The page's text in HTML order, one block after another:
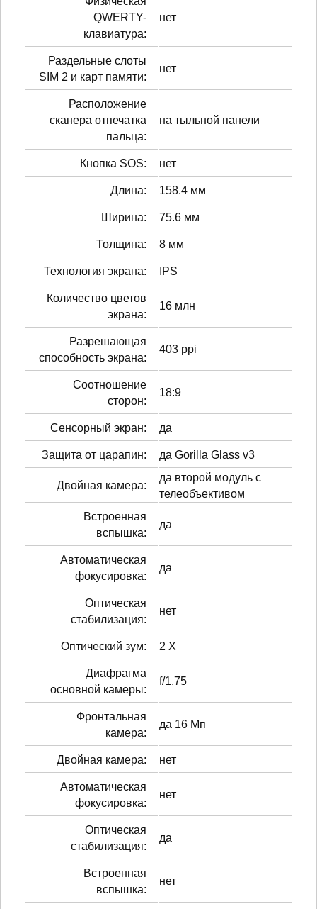
QWERTY-
клавиатура:
нет
Раздельные слоты
SIM 2 и карт памяти:
нет
Расположение
сканера отпечатка
пальца:
на тыльной панели
Кнопка SOS: нет
Длина: 158.4 мм
Ширина: 75.6 мм
Толщина: 8 мм
Технология экрана: IPS
Количество цветов
экрана:
16 млн
Разрешающая
способность экрана:
403 ppi
Соотношение
сторон:
18:9
Сенсорный экран: да
Защита от царапин: да Gorilla Glass v3
Двойная камера:
да второй модуль с
телеобъективом
Встроенная
вспышка:
да
Автоматическая
фокусировка:
да
Оптическая
стабилизация:
нет
Оптический зум: 2 Х
Диафрагма
основной камеры:
f/1.75
Фронтальная
камера:
да 16 Мп
Двойная камера: нет
Автоматическая
фокусировка:
нет
Оптическая
стабилизация:
да
Встроенная
вспышка:
нет